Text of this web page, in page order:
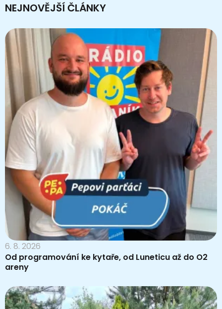
NEJNOVĚJŠÍ ČLÁNKY
6. 8. 2026
Od programování ke kytaře, od Luneticu až do O2
areny